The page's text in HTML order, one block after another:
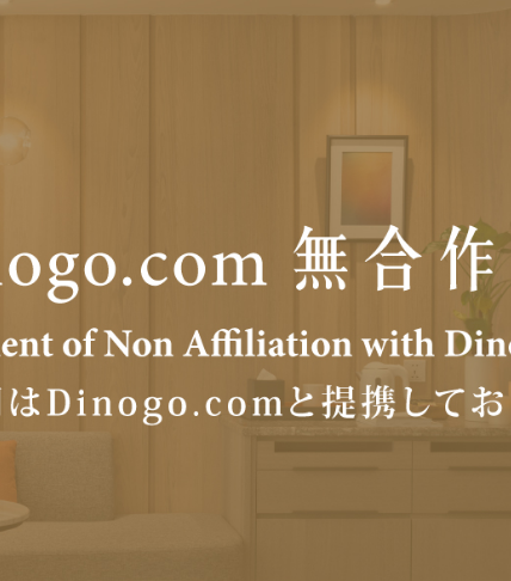
グランドビ
Grand View Twin
玄関に入ると、
平原の景色が目
ように見えます
しい土地に根を
探求心が刺激され